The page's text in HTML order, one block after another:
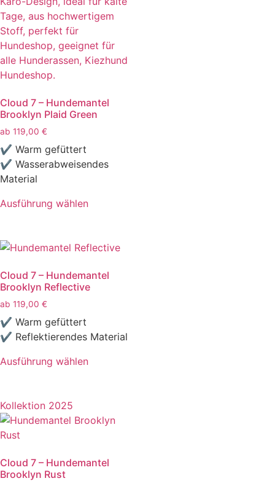
Cloud 7 – Hundemantel
Brooklyn Plaid Green
ab 119,00 €
✔ Warm gefüttert
✔ Wasserabweisendes
Material
Ausführung wählen
Cloud 7 – Hundemantel
Brooklyn Reflective
ab 119,00 €
✔ Warm gefüttert
✔ Reflektierendes Material
Ausführung wählen
Kollektion 2025
Cloud 7 – Hundemantel
Brooklyn Rust